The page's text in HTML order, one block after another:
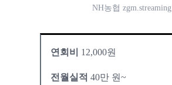
NH농협 zgm.streaming
연회비 12,000원
전월실적 40만 원~